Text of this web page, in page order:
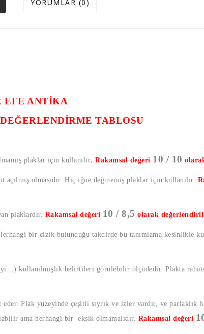
YORUMLAR (0)
EFE ANTİKA
TABLOSU
plaklar için kullanılır. Rakamsal değeri 10 / 10
açılmış olmasıdır. Hiç iğne değmemiş plaklar için kullanılır.
plaklardır. Rakamsal değeri 10 / 8,5 olarak
bir çizik bulunduğu takdirde bu tanımlama kesinlikle
kullanılmışlık belirtileri görülebilir ölçüdedir. Plakta
Plak yüzeyinde çeşitli sıyrık ve izler vardır, ve parlaklık
ama herhangi bir eksik olmamalıdır. Rakamsal değeri